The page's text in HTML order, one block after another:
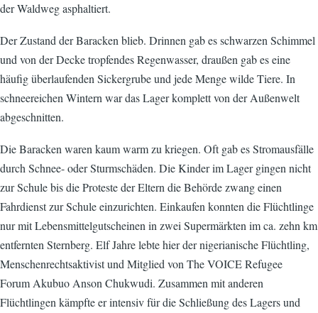
der Waldweg asphaltiert.
Der Zustand der Baracken blieb. Drinnen gab es schwarzen Schimmel
und von der Decke tropfendes Regenwasser, draußen gab es eine
häufig überlaufenden Sickergrube und jede Menge wilde Tiere. In
schneereichen Wintern war das Lager komplett von der Außenwelt
abgeschnitten.
Die Baracken waren kaum warm zu kriegen. Oft gab es Stromausfälle
durch Schnee- oder Sturmschäden. Die Kinder im Lager gingen nicht
zur Schule bis die Proteste der Eltern die Behörde zwang einen
Fahrdienst zur Schule einzurichten. Einkaufen konnten die Flüchtlinge
nur mit Lebensmittelgutscheinen in zwei Supermärkten im ca. zehn km
entfernten Sternberg. Elf Jahre lebte hier der nigerianische Flüchtling,
Menschenrechtsaktivist und Mitglied von The VOICE Refugee
Forum Akubuo Anson Chukwudi. Zusammen mit anderen
Flüchtlingen kämpfte er intensiv für die Schließung des Lagers und